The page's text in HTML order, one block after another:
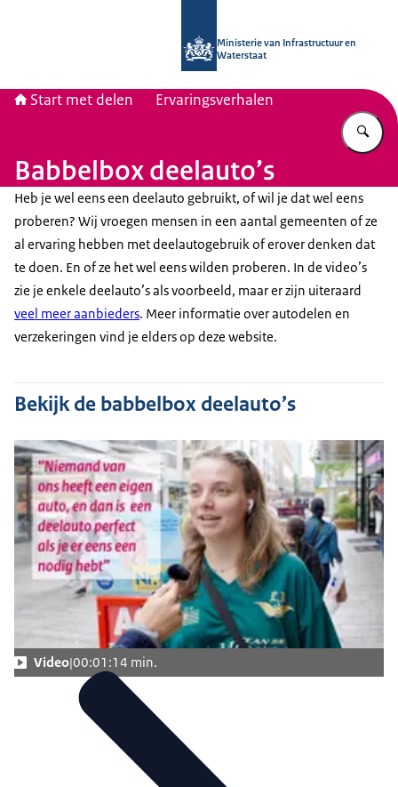
Ministerie van Infrastructuur en
Waterstaat
Start met delen Ervaringsverhalen
Babbelbox deelauto’s
Heb je wel eens een deelauto gebruikt, of wil je dat wel eens
proberen? Wij vroegen mensen in een aantal gemeenten of ze
al ervaring hebben met deelautogebruik of erover denken dat
te doen. En of ze het wel eens wilden proberen. In de video’s
zie je enkele deelauto’s als voorbeeld, maar er zijn uiteraard
veel meer aanbieders. Meer informatie over autodelen en
verzekeringen vind je elders op deze website.
Bekijk de babbelbox deelauto’s
Video 00:01:14 min.